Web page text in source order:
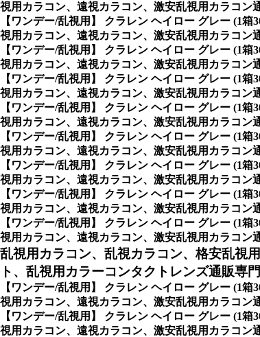
視用カラコン、遠視カラコン、激安乱視用カラコン
【ワンデー/乱視用】 クラレン ヘイロー グレー (1
視用カラコン、遠視カラコン、激安乱視用カラコン
【ワンデー/乱視用】 クラレン ヘイロー グレー (1
視用カラコン、遠視カラコン、激安乱視用カラコ
【ワンデー/乱視用】 クラレン ヘイロー グレー (1
視用カラコン、遠視カラコン、激安乱視用カラコン
【ワンデー/乱視用】 クラレン ヘイロー グレー (1
視用カラコン、遠視カラコン、激安乱視用カラコン
【ワンデー/乱視用】 クラレン ヘイロー グレー (1
視用カラコン、遠視カラコン、激安乱視用カラコン
【ワンデー/乱視用】 クラレン ヘイロー グレー (1
視用カラコン、遠視カラコン、激安乱視用カラコン
【ワンデー/乱視用】 クラレン ヘイロー グレー (1
視用カラコン、遠視カラコン、激安乱視用カラコン
【ワンデー/乱視用】 クラレン ヘイロー グレー (1
視用カラコン、遠視カラコン、激安乱視用カラコン
乱視用カラコン、乱視カラコン、格安乱視
ト、乱視用カラーコンタクトレンズ通販専
【ワンデー/乱視用】 クラレン ヘイロー グレー (1
視用カラコン、遠視カラコン、激安乱視用カラコン
【ワンデー/乱視用】 クラレン ヘイロー グレー (1
視用カラコン、遠視カラコン、激安乱視用カラコ